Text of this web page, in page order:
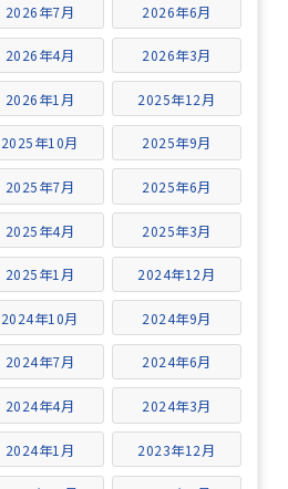
2026年7月 2026年6月
2026年4月 2026年3月
2026年1月 2025年12月
2025年10月 2025年9月
2025年7月 2025年6月
2025年4月 2025年3月
2025年1月 2024年12月
2024年10月 2024年9月
2024年7月 2024年6月
2024年4月 2024年3月
2024年1月 2023年12月